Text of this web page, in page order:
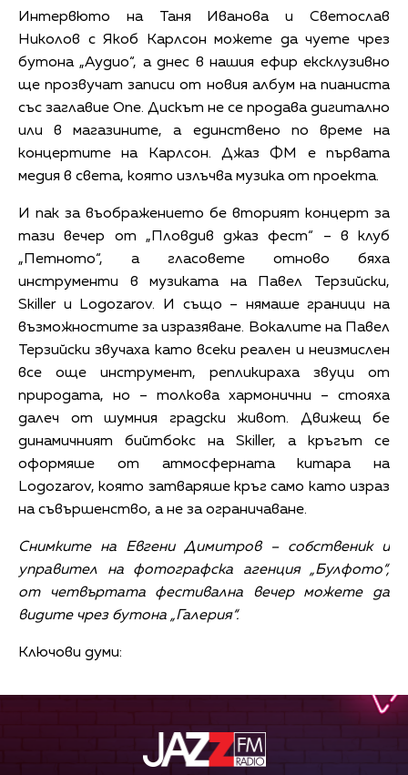
Интервюто на Таня Иванова и Светослав
Николов с Якоб Карлсон можете да чуете чрез
бутона „Аудио“, а днес в нашия ефир ексклузивно
ще прозвучат записи от новия албум на пианиста
със заглавие One. Дискът не се продава дигитално
или в магазините, а единствено по време на
концертите на Карлсон. Джаз ФМ е първата
медия в света, която излъчва музика от проекта.
И пак за въображението бе вторият концерт за
тази вечер от „Пловдив джаз фест“ – в клуб
„Петното“, а гласовете отново бяха
инструменти в музиката на Павел Терзийски,
Skiller и Logozarov. И също – нямаше граници на
възможностите за изразяване. Вокалите на Павел
Терзийски звучаха като всеки реален и неизмислен
все още инструмент, репликираха звуци от
природата, но – толкова хармонични – стояха
далеч от шумния градски живот. Движещ бе
динамичният бийтбокс на Skiller, а кръгът се
оформяше от атмосферната китара на
Logozarov, която затваряше кръг само като израз
на съвършенство, а не за ограничаване.
Снимките на Евгени Димитров – собственик и
управител на фотографска агенция „Булфото“,
от четвъртата фестивална вечер можете да
видите чрез бутона „Галерия“.
Ключови думи: